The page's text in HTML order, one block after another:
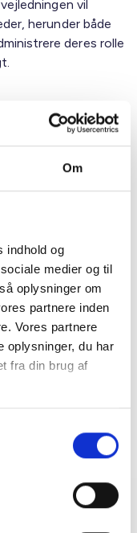
Om
indhold og
medier og til
oplysninger om
partnere inden
Vores partnere
oplysninger, du har
fra din brug af
vil
herunder både
deres rolle
Viden